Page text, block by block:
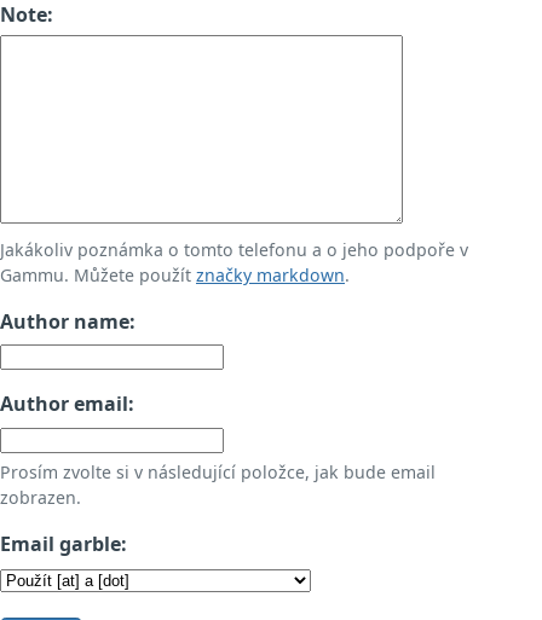
Note:
Jakákoliv poznámka o tomto telefonu a o jeho podpoře v
Gammu. Můžete použít značky markdown.
Author name:
Author email:
Prosím zvolte si v následující položce, jak bude email
zobrazen.
Email garble: